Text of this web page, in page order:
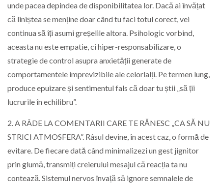
unde pacea depindea de disponibilitatea lor. Dacă ai învățat
că liniștea se menține doar când tu faci totul corect, vei
continua să îți asumi greșelile altora. Psihologic vorbind,
aceasta nu este empatie, ci hiper-responsabilizare, o
strategie de control asupra anxietății generate de
comportamentele imprevizibile ale celorlalți. Pe termen lung,
produce epuizare și sentimentul fals că doar tu știi „să ții
lucrurile în echilibru”.
2. A RÂDE LA COMENTARII CARE TE RĂNESC „CA SĂ NU
STRICI ATMOSFERA”. Râsul devine, în acest caz, o formă de
evitare. De fiecare dată când minimalizezi un gest jignitor
prin glumă, transmiți creierului mesajul că reacția ta nu
contează. Sistemul nervos învață să ignore semnalele de